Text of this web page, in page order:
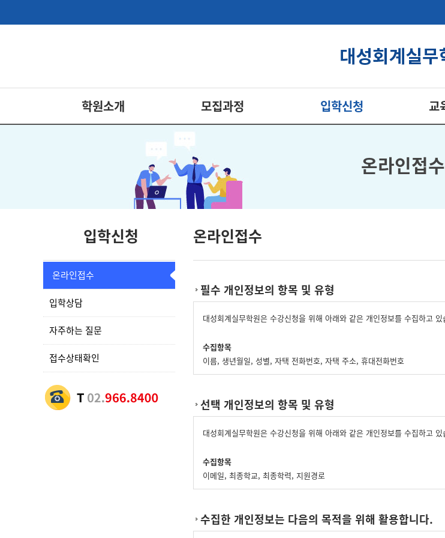
학원소개 모집과정 입학신청 교
온라인접수
입학신청
온라인접수
입학상담
자주하는 질문
접수상태확인
온라인접수
필수 개인정보의 항목 및 유형
대성회계실무학원은 수강신청을 위해 아래와 같은 개인정보를 수집하고 있
수집항목
이름, 생년월일, 성별, 자택 전화번호, 자택 주소, 휴대전화번호
위 수집항목 포함, 사업장명, 사업장 대표자, 업태, 종목, 사업장 전화, 팩
개인정보 수집방법
선택 개인정보의 항목 및 유형
대성회계실무학원은 수강신청을 위해 아래와 같은 개인정보를 수집하고 있
수집항목
이메일, 최종학교, 최종학력, 지원경로
수집한 개인정보는 다음의 목적을 위해 활용합니다.